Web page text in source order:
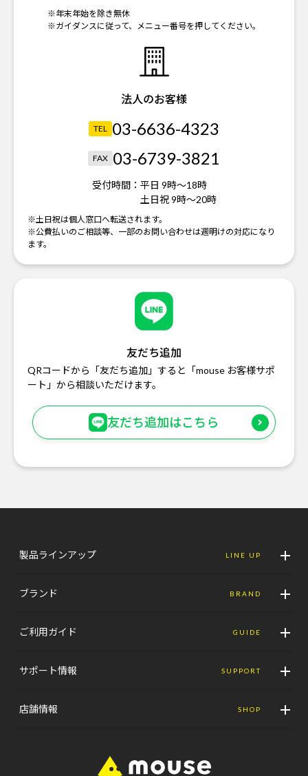
※年末年始を除き無休
※ガイダンスに従って、メニュー番号を押してください。
法人のお客様
TEL 03-6636-4323
FAX 03-6739-3821
受付時間： 平日 9時～18時
土日祝 9時～20時
※土日祝は個人窓口へ転送されます。
※公費払いのご相談等、一部のお問い合わせは週明けの対応になり
ます。
友だち追加
QRコードから「友だち追加」すると「mouse お客様サポ
ート」から相談いただけます。
友だち追加はこちら
製品ラインアップ LINE UP
ブランド BRAND
ご利用ガイド GUIDE
サポート情報 SUPPORT
店舗情報 SHOP